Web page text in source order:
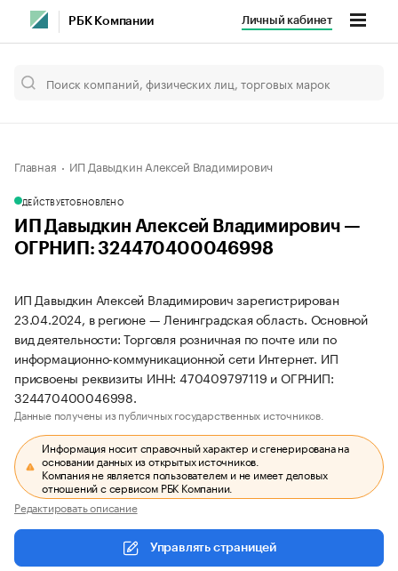
РБК Компании Личный кабинет
Главная ИП Давыдкин Алексей Владимирович
ДЕЙСТВУЕТОБНОВЛЕНО
ИП Давыдкин Алексей Владимирович —
ОГРНИП: 324470400046998
ИП Давыдкин Алексей Владимирович зарегистрирован
23.04.2024, в регионе — Ленинградская область. Основной
вид деятельности: Торговля розничная по почте или по
информационно-коммуникационной сети Интернет. ИП
присвоены реквизиты ИНН: 470409797119 и ОГРНИП:
324470400046998.
Данные получены из публичных государственных источников.
Информация носит справочный характер и сгенерирована на
основании данных из открытых источников.
Компания не является пользователем и не имеет деловых
отношений с сервисом РБК Компании.
Редактировать описание
Управлять страницей